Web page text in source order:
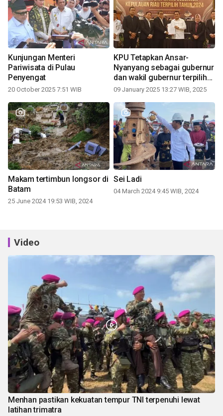
Kunjungan Menteri
Pariwisata di Pulau
Penyengat
20 October 2025 7:51 WIB
KPU Tetapkan Ansar-
Nyanyang sebagai gubernur
dan wakil gubernur terpilih
periode 2025-2030
09 January 2025 13:27 WIB, 2025
Makam tertimbun longsor di
Batam
25 June 2024 19:53 WIB, 2024
Sei Ladi
04 March 2024 9:45 WIB, 2024
Video
Menhan pastikan kekuatan tempur TNI terpenuhi lewat
latihan trimatra